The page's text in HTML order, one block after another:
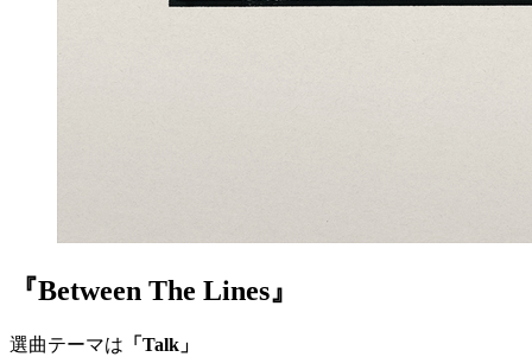
『Between The Lines』
選曲テーマは 「Talk」